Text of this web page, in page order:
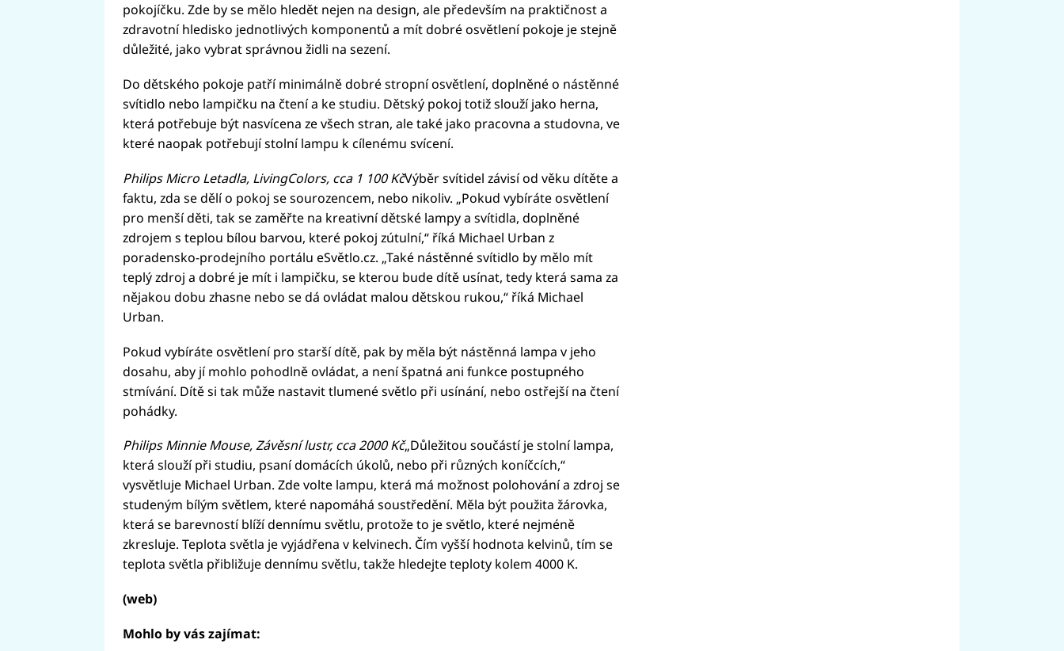
pokojíčku. Zde by se mělo hledět nejen na design, ale především na praktičnost a
zdravotní hledisko jednotlivých komponentů a mít dobré osvětlení pokoje je stejně
důležité, jako vybrat správnou židli na sezení.
Do dětského pokoje patří minimálně dobré stropní osvětlení, doplněné o nástěnné
svítidlo nebo lampičku na čtení a ke studiu. Dětský pokoj totiž slouží jako herna,
která potřebuje být nasvícena ze všech stran, ale také jako pracovna a studovna, ve
které naopak potřebují stolní lampu k cílenému svícení.
Philips Micro Letadla, LivingColors, cca 1 100 KčVýběr svítidel závisí od věku dítěte a
faktu, zda se dělí o pokoj se sourozencem, nebo nikoliv. „Pokud vybíráte osvětlení
pro menší děti, tak se zaměřte na kreativní dětské lampy a svítidla, doplněné
zdrojem s teplou bílou barvou, které pokoj zútulní,“ říká Michael Urban z
poradensko-prodejního portálu eSvětlo.cz. „Také nástěnné svítidlo by mělo mít
teplý zdroj a dobré je mít i lampičku, se kterou bude dítě usínat, tedy která sama za
nějakou dobu zhasne nebo se dá ovládat malou dětskou rukou,“ říká Michael
Urban.
Pokud vybíráte osvětlení pro starší dítě, pak by měla být nástěnná lampa v jeho
dosahu, aby jí mohlo pohodlně ovládat, a není špatná ani funkce postupného
stmívání. Dítě si tak může nastavit tlumené světlo při usínání, nebo ostřejší na čtení
pohádky.
Philips Minnie Mouse, Závěsní lustr, cca 2000 Kč„Důležitou součástí je stolní lampa,
která slouží při studiu, psaní domácích úkolů, nebo při různých koníčcích,“
vysvětluje Michael Urban. Zde volte lampu, která má možnost polohování a zdroj se
studeným bílým světlem, které napomáhá soustředění. Měla být použita žárovka,
která se barevností blíží dennímu světlu, protože to je světlo, které nejméně
zkresluje. Teplota světla je vyjádřena v kelvinech. Čím vyšší hodnota kelvinů, tím se
teplota světla přibližuje dennímu světlu, takže hledejte teploty kolem 4000 K.
(web)
Mohlo by vás zajímat: